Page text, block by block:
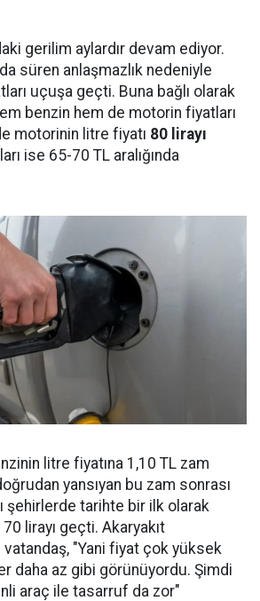
gerilim aylardır devam ediyor.
süren anlaşmazlık nedeniyle
uçuşa geçti. Buna bağlı olarak
benzin hem de motorin fiyatları
motorinin litre fiyatı 80 lirayı
ise 65-70 TL aralığında
litre fiyatına 1,10 TL zam
yansıyan bu zam sonrası
şehirlerde tarihte bir ilk olarak
lirayı geçti. Akaryakıt
"Yani fiyat çok yüksek
daha az gibi görünüyordu. Şimdi
araç ile tasarruf da zor"